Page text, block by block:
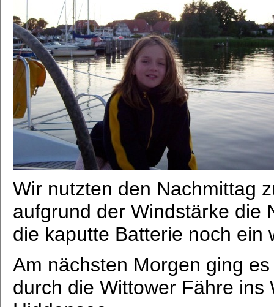
Wir nutzten den Nachmittag
aufgrund der Windstärke die
die kaputte Batterie noch ein
Am nächsten Morgen ging
durch die Wittower Fähre